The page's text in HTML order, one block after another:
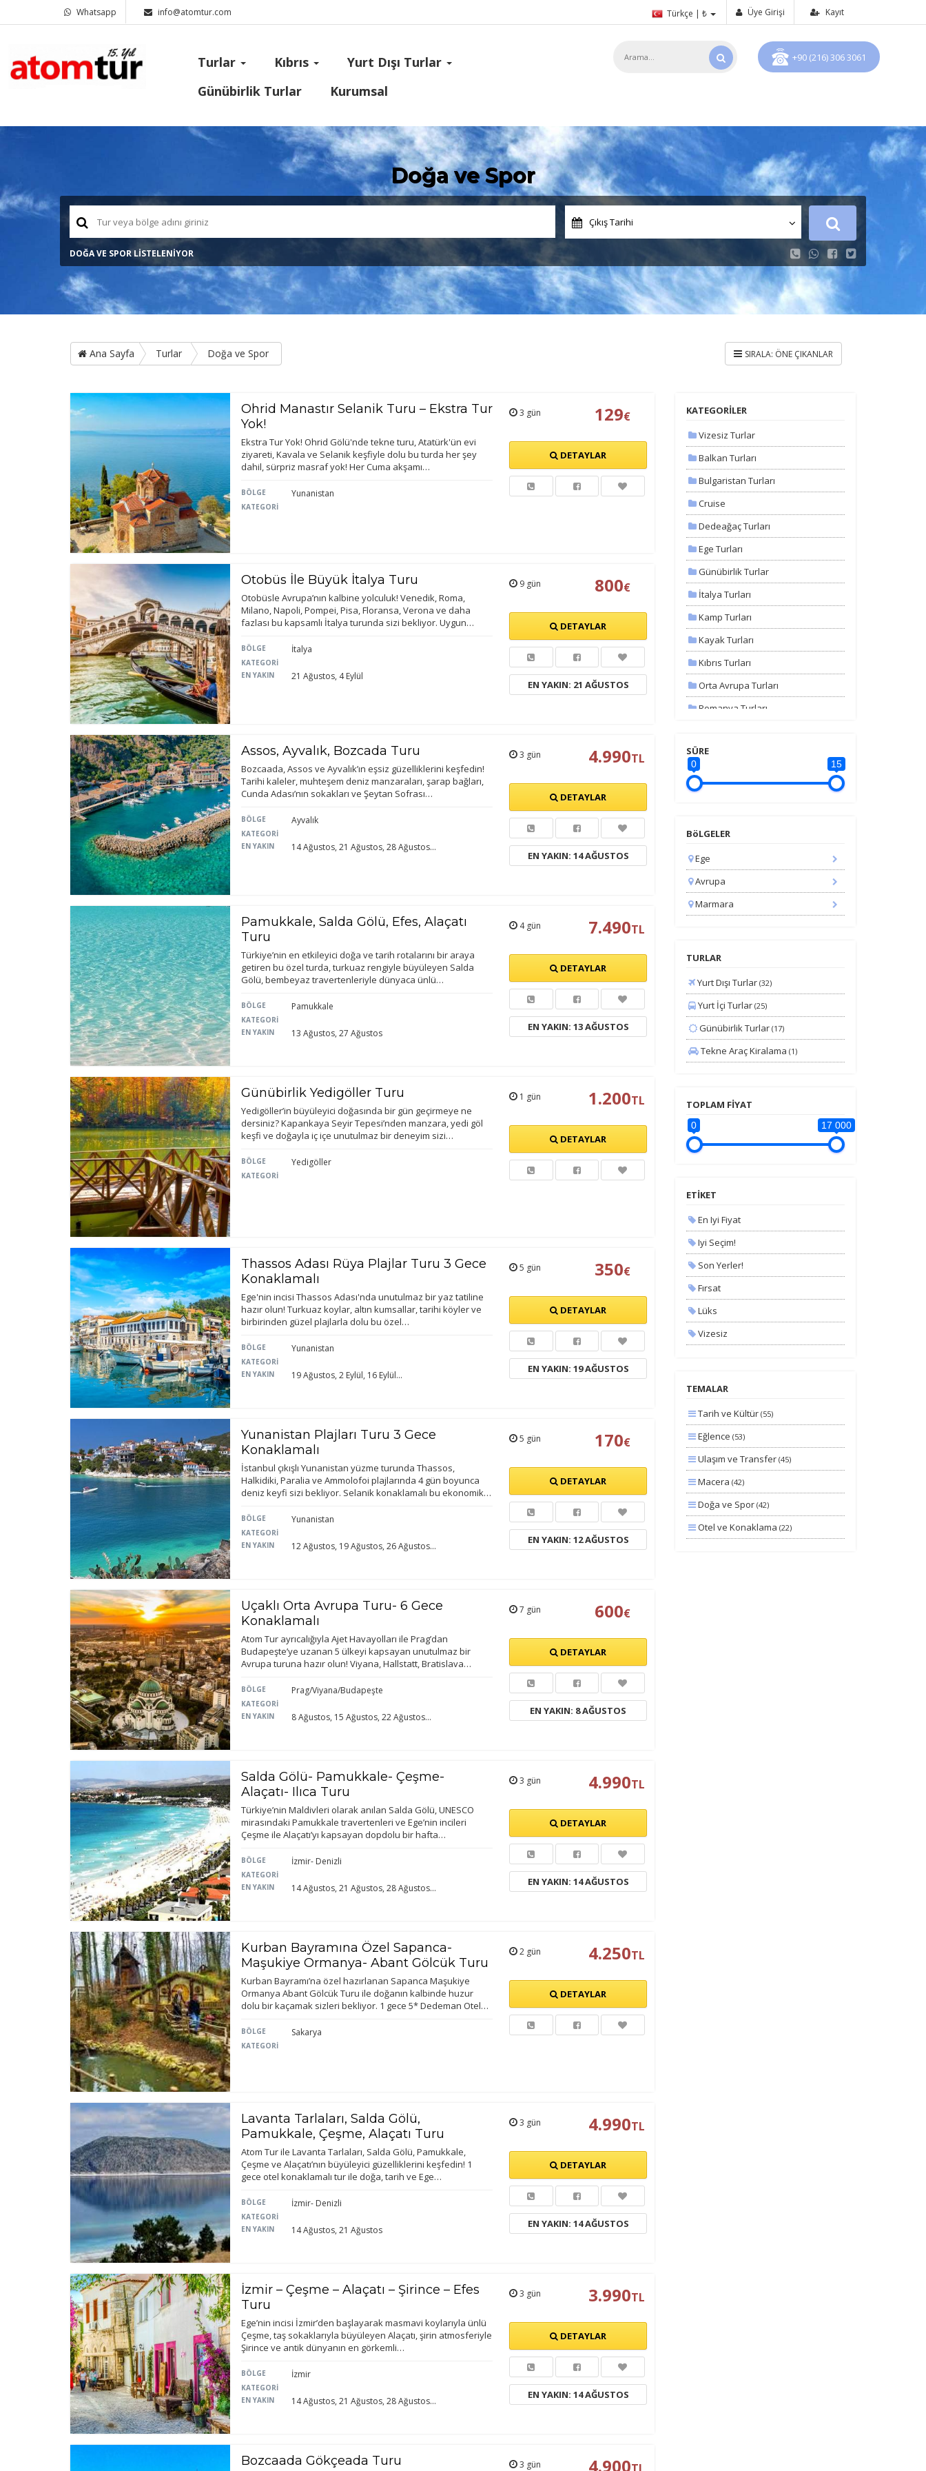
Whatsapp info@atomtur.com Türkçe | ₺ Üye Girişi Kayıt
Turlar Kıbrıs
Yurt Dışı Turlar
Günübirlik Turlar
Kurumsal
+90 (216) 306 3061
Çerez tercihlerinizi belirleyin.
Size daha kişiselleştirilmiş bir web deneyimi sunmak için bazı bilgileri tarayıcınızda
Zorunlu Çerezler HER ZAMAN AKTIF
Oturum yönetimi, güvenlik ve temel site işlevleri için gereklidir. Bu
çerezler olmadan site düzgün çalışmaz ve devre dışı bırakılamaz.
anlamamıza yardımcı olur.
Pazarlama Çerezleri
Size ve ilgi alanlarınıza uygun reklamlar göstermek için kullanılır.
Kapatırsanız reklamları görmeye devam edersiniz, ancak daha az
alakalı olabilirler.
Doğa ve Spor
Çıkış Tarihi
DOĞA VE SPOR LİSTELENİYOR
Ana Sayfa Turlar Doğa ve Spor
Ohrid Manastır Selanik Turu – Ekstra Tur
Yok!
Ekstra Tur Yok! Ohrid Gölü'nde tekne turu, Atatürk'ün evi
ziyareti, Kavala ve Selanik keşfiyle dolu bu turda her şey
dahil, sürpriz masraf yok! Her Cuma akşamı…
BÖLGE Yunanistan
KATEGORİ
3 gün 129€
DETAYLAR
Otobüs İle Büyük İtalya Turu
Otobüsle Avrupa’nın kalbine yolculuk! Venedik, Roma,
Milano, Napoli, Pompei, Pisa, Floransa, Verona ve daha
fazlası bu kapsamlı İtalya turunda sizi bekliyor. Uygun…
BÖLGE İtalya
KATEGORİ
EN YAKIN
21 Ağustos, 4 Eylül
9 gün 800€
DETAYLAR
EN YAKIN: 21 AĞUSTOS
Assos, Ayvalık, Bozcada Turu
Bozcaada, Assos ve Ayvalık’ın eşsiz güzelliklerini keşfedin!
Tarihi kaleler, muhteşem deniz manzaraları, şarap bağları,
Cunda Adası’nın sokakları ve Şeytan Sofrası…
BÖLGE Ayvalık
KATEGORİ
EN YAKIN
14 Ağustos, 21 Ağustos, 28 Ağustos...
3 gün 4.990TL
DETAYLAR
EN YAKIN: 14 AĞUSTOS
Pamukkale, Salda Gölü, Efes, Alaçatı
Turu
Türkiye’nin en etkileyici doğa ve tarih rotalarını bir araya
getiren bu özel turda, turkuaz rengiyle büyüleyen Salda
Gölü, bembeyaz travertenleriyle dünyaca ünlü…
BÖLGE Pamukkale
KATEGORİ
EN YAKIN
13 Ağustos, 27 Ağustos
4 gün 7.490TL
DETAYLAR
EN YAKIN: 13 AĞUSTOS
Günübirlik Yedigöller Turu
Yedigöller’in büyüleyici doğasında bir gün geçirmeye ne
dersiniz? Kapankaya Seyir Tepesi’nden manzara, yedi göl
keşfi ve doğayla iç içe unutulmaz bir deneyim sizi…
BÖLGE Yedigöller
KATEGORİ
1 gün 1.200TL
DETAYLAR
Thassos Adası Rüya Plajlar Turu 3 Gece
Konaklamalı
Ege'nin incisi Thassos Adası'nda unutulmaz bir yaz tatiline
hazır olun! Turkuaz koylar, altın kumsallar, tarihi köyler ve
birbirinden güzel plajlarla dolu bu özel…
BÖLGE Yunanistan
KATEGORİ
EN YAKIN
19 Ağustos, 2 Eylül, 16 Eylül...
5 gün 350€
DETAYLAR
EN YAKIN: 19 AĞUSTOS
Yunanistan Plajları Turu 3 Gece
Konaklamalı
İstanbul çıkışlı Yunanistan yüzme turunda Thassos,
Halkidiki, Paralia ve Ammolofoi plajlarında 4 gün boyunca
deniz keyfi sizi bekliyor. Selanik konaklamalı bu ekonomik…
BÖLGE Yunanistan
KATEGORİ
EN YAKIN
12 Ağustos, 19 Ağustos, 26 Ağustos...
5 gün 170€
DETAYLAR
EN YAKIN: 12 AĞUSTOS
Uçaklı Orta Avrupa Turu- 6 Gece
Konaklamalı
Atom Tur ayrıcalığıyla Ajet Havayolları ile Prag’dan
Budapeşte’ye uzanan 5 ülkeyi kapsayan unutulmaz bir
Avrupa turuna hazır olun! Viyana, Hallstatt, Bratislava…
BÖLGE Prag/Viyana/Budapeşte
KATEGORİ
EN YAKIN
8 Ağustos, 15 Ağustos, 22 Ağustos...
7 gün 600€
DETAYLAR
EN YAKIN: 8 AĞUSTOS
Salda Gölü- Pamukkale- Çeşme-
Alaçatı- Ilıca Turu
Türkiye’nin Maldivleri olarak anılan Salda Gölü, UNESCO
mirasındaki Pamukkale travertenleri ve Ege’nin incileri
Çeşme ile Alaçatı’yı kapsayan dopdolu bir hafta…
BÖLGE İzmir- Denizli
KATEGORİ
EN YAKIN
14 Ağustos, 21 Ağustos, 28 Ağustos...
3 gün 4.990TL
DETAYLAR
EN YAKIN: 14 AĞUSTOS
Kurban Bayramına Özel Sapanca-
Maşukiye Ormanya- Abant Gölcük Turu
Kurban Bayramı’na özel hazırlanan Sapanca Maşukiye
Ormanya Abant Gölcük Turu ile doğanın kalbinde huzur
dolu bir kaçamak sizleri bekliyor. 1 gece 5* Dedeman Otel…
BÖLGE Sakarya
KATEGORİ
2 gün 4.250TL
DETAYLAR
Lavanta Tarlaları, Salda Gölü,
Pamukkale, Çeşme, Alaçatı Turu
Atom Tur ile Lavanta Tarlaları, Salda Gölü, Pamukkale,
Çeşme ve Alaçatı’nın büyüleyici güzelliklerini keşfedin! 1
gece otel konaklamalı tur ile doğa, tarih ve Ege…
BÖLGE İzmir- Denizli
KATEGORİ
EN YAKIN
14 Ağustos, 21 Ağustos
3 gün 4.990TL
DETAYLAR
EN YAKIN: 14 AĞUSTOS
İzmir – Çeşme – Alaçatı – Şirince – Efes
Turu
Ege’nin incisi İzmir’den başlayarak masmavi koylarıyla ünlü
Çeşme, taş sokaklarıyla büyüleyen Alaçatı, şirin atmosferiyle
Şirince ve antik dünyanın en görkemli…
BÖLGE İzmir
KATEGORİ
EN YAKIN
14 Ağustos, 21 Ağustos, 28 Ağustos...
3 gün 3.990TL
DETAYLAR
EN YAKIN: 14 AĞUSTOS
Bozcaada Gökçeada Turu 3 gün 4.900
KATEGORİLER
Vizesiz Turlar
Balkan Turları
Bulgaristan Turları
Cruise
Dedeağaç Turları
Ege Turları
Günübirlik Turlar
İtalya Turları
Kamp Turları
Kayak Turları
Kıbrıs Turları
Orta Avrupa Turları
Romanya Turları
Yunanistan Turları
Yurt İçi Turlar
SÜRE
0 15
BöLGELER
Ege
Avrupa
Marmara
TURLAR
Yurt Dışı Turlar (32)
Yurt İçi Turlar (25)
Günübirlik Turlar (17)
Tekne Araç Kiralama (1)
TOPLAM FİYAT
0 17 000
ETİKET
En Iyi Fiyat
Iyi Seçim!
Son Yerler!
Fırsat
Lüks
Vizesiz
Planlanan
Otobüs Ile
Uçak Ile
Ekstralar Dahil
TEMALAR
Tarih ve Kültür (55)
Eğlence (53)
Ulaşım ve Transfer (45)
Macera (42)
Doğa ve Spor (42)
Otel ve Konaklama (22)